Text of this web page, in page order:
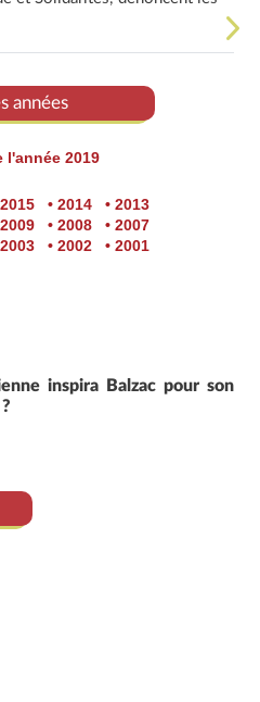
années
l'année 2019
• 2014
• 2013
• 2008
• 2007
• 2002 • 2001
inspira Balzac pour son
?